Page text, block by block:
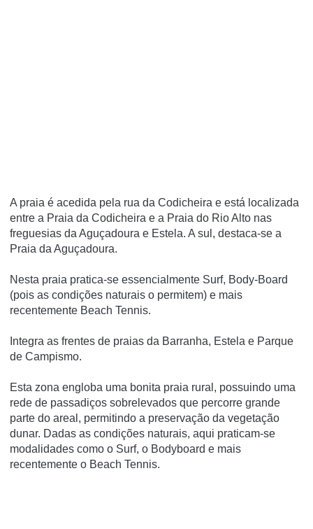
A praia é acedida pela rua da Codicheira e está localizada
entre a Praia da Codicheira e a Praia do Rio Alto nas
freguesias da Aguçadoura e Estela. A sul, destaca-se a
Praia da Aguçadoura.
Nesta praia pratica-se essencialmente Surf, Body-Board
(pois as condições naturais o permitem) e mais
recentemente Beach Tennis.
Integra as frentes de praias da Barranha, Estela e Parque
de Campismo.
Esta zona engloba uma bonita praia rural, possuindo uma
rede de passadiços sobrelevados que percorre grande
parte do areal, permitindo a preservação da vegetação
dunar. Dadas as condições naturais, aqui praticam-se
modalidades como o Surf, o Bodyboard e mais
recentemente o Beach Tennis.